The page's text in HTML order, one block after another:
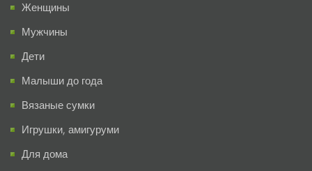
Женщины
Мужчины
Дети
Малыши до года
Вязаные сумки
Игрушки, амигуруми
Для дома